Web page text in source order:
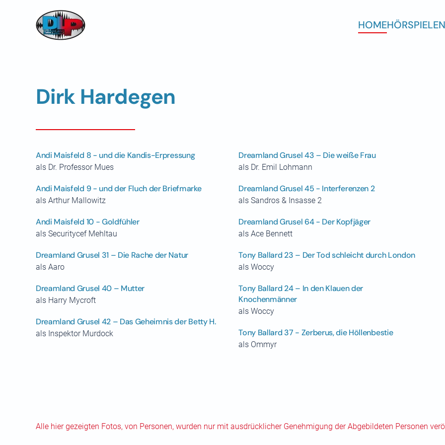
Skip to main content HOMEHÖRSPIELE
Dirk Hardegen
Andi Maisfeld 8 - und die Kandis-Erpressung
als Dr. Professor Mues
Andi Maisfeld 9 - und der Fluch der Briefmarke
als Arthur Mallowitz
Andi Maisfeld 10 - Goldfühler
als Securitycef Mehltau
Dreamland Grusel 31 – Die Rache der Natur
als Aaro
Dreamland Grusel 40 – Mutter
als Harry Mycroft
Dreamland Grusel 42 – Das Geheimnis der Betty H.
als Inspektor Murdock
Dreamland Grusel 43 – Die weiße Frau
als Dr. Emil Lohmann
Dreamland Grusel 45 - Interferenzen 2
als Sandros & Insasse 2
Dreamland Grusel 64 - Der Kopfjäger
als Ace Bennett
Tony Ballard 23 – Der Tod schleicht durch London
als Woccy
Tony Ballard 24 – In den Klauen der
Knochenmänner
als Woccy
Tony Ballard 37 - Zerberus, die Höllenbestie
als Ommyr
Alle hier gezeigten Fotos, von Personen, wurden nur mit ausdrücklicher Genehmigung der Abgebildeten Personen